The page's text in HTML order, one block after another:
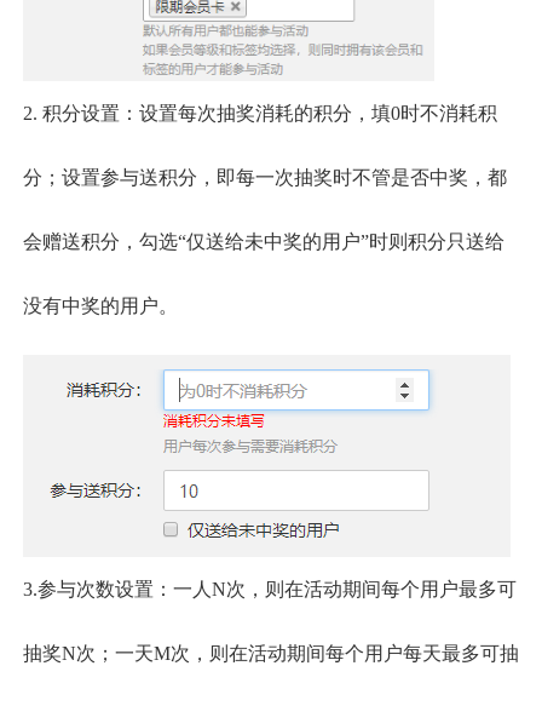
2. 积分设置：设置每次抽奖消耗的积分，填0时不消耗积
分；设置参与送积分，即每一次抽奖时不管是否中奖，都
会赠送积分，勾选“仅送给未中奖的用户”时则积分只送给
没有中奖的用户。
3.参与次数设置：一人N次，则在活动期间每个用户最多可
抽奖N次；一天M次，则在活动期间每个用户每天最多可抽